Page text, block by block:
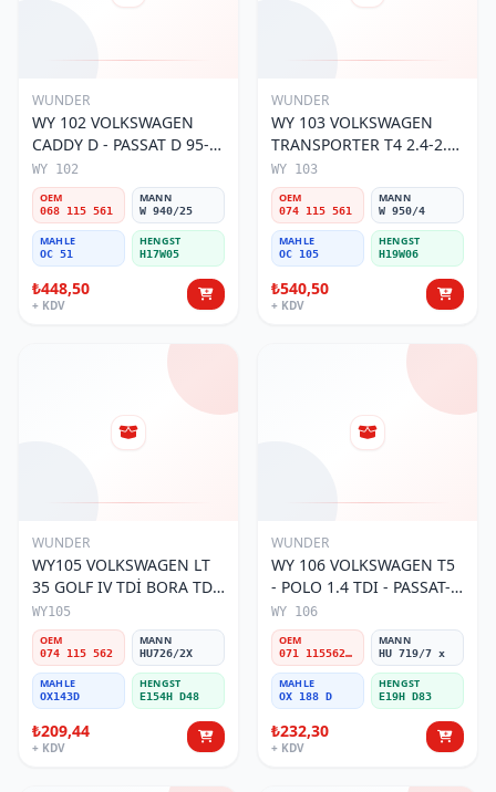
WUNDER
WY 102 VOLKSWAGEN
CADDY D - PASSAT D 95-
01 068 115 561 Yağ
Filtresi
WY 102
OEM
068 115 561
MANN
W 940/25
MAHLE
OC 51
HENGST
H17W05
₺448,50
+ KDV
WUNDER
WY 103 VOLKSWAGEN
TRANSPORTER T4 2.4-2.5
MOTOR 074 115 561 Yağ
Filtresi
WY 103
OEM
074 115 561
MANN
W 950/4
MAHLE
OC 105
HENGST
H19W06
₺540,50
+ KDV
WUNDER
WY105 VOLKSWAGEN LT
35 GOLF IV TDİ BORA TDİ
074 115 562 Yağ Filtresi
WY105
OEM
074 115 562
MANN
HU726/2X
MAHLE
OX143D
HENGST
E154H D48
₺209,44
+ KDV
WUNDER
WY 106 VOLKSWAGEN T5
- POLO 1.4 TDI - PASSAT-
JETTA 03-11 071 115562 A
Yağ Filtresi
WY 106
OEM
071 115562 A
MANN
HU 719/7 x
MAHLE
OX 188 D
HENGST
E19H D83
₺232,30
+ KDV